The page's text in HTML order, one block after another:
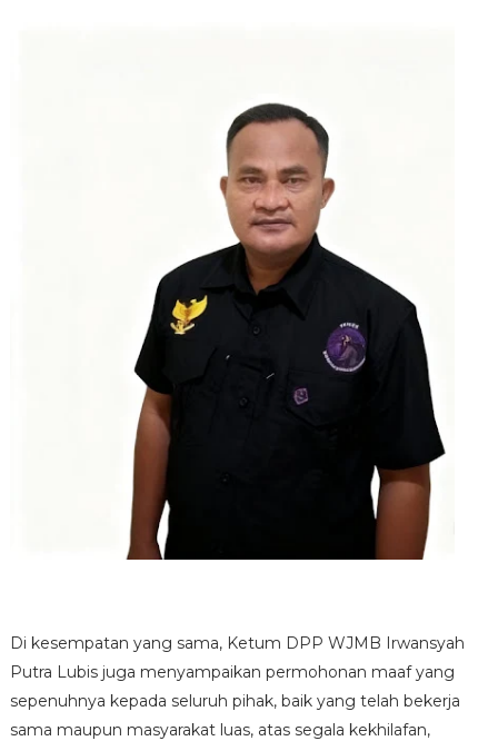
Di kesempatan yang sama, Ketum DPP WJMB Irwansyah
Putra Lubis juga menyampaikan permohonan maaf yang
sepenuhnya kepada seluruh pihak, baik yang telah bekerja
sama maupun masyarakat luas, atas segala kekhilafan,